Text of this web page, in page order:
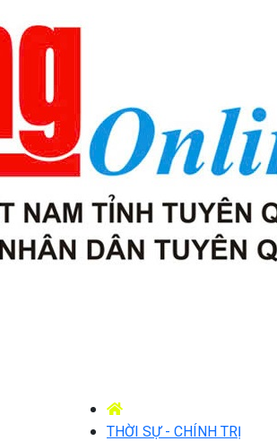
THỜI SỰ - CHÍNH TRỊ